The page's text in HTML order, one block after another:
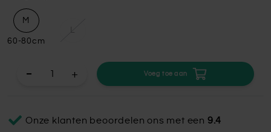
M
60-80cm
L
+ Voeg toe aan
Onze klanten beoordelen ons met een 9.4